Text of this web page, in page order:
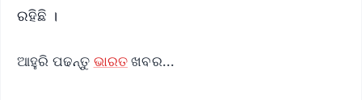
ରହିଛି ।
ଆହୁରି ପଢନ୍ତୁ ଭାରତଖବର...